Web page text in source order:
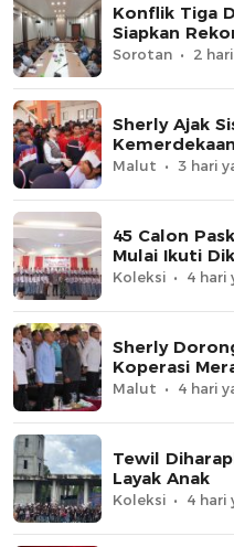
Konflik Tiga
Siapkan
Sorotan 2
Sherly Ajak
Malut 3 hari
45 Calon
Mulai Ikuti
Koleksi 4 hari
Sherly
Koperasi
Malut 4 hari
Tewil
Layak Anak
Koleksi 4 hari